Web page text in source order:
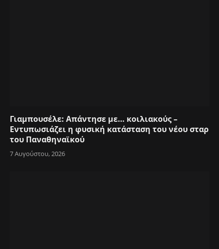
Γιαμπουσέλε: Απάντησε με… κοιλιακούς –
Εντυπωσιάζει η φυσική κατάσταση του νέου σταρ
του Παναθηναϊκού
7 Αυγούστου, 2026